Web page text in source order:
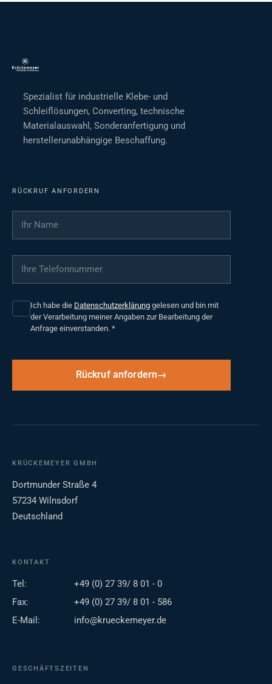
Spezialist für industrielle Klebe- und
Schleiflösungen, Converting, technische
Materialauswahl, Sonderanfertigung und
herstellerunabhängige Beschaffung.
RÜCKRUF ANFORDERN
Ihr Name
Ihre Telefonnummer
Ich habe die Datenschutzerklärung gelesen und bin mit
der Verarbeitung meiner Angaben zur Bearbeitung der
Anfrage einverstanden. *
Rückruf anfordern
KRÜCKEMEYER GMBH
Dortmunder Straße 4
57234 Wilnsdorf
Deutschland
KONTAKT
Tel:
+49 (0) 27 39/ 8 01 - 0
Fax:
+49 (0) 27 39/ 8 01 - 586
E-Mail:
info@krueckemeyer.de
GESCHÄFTSZEITEN